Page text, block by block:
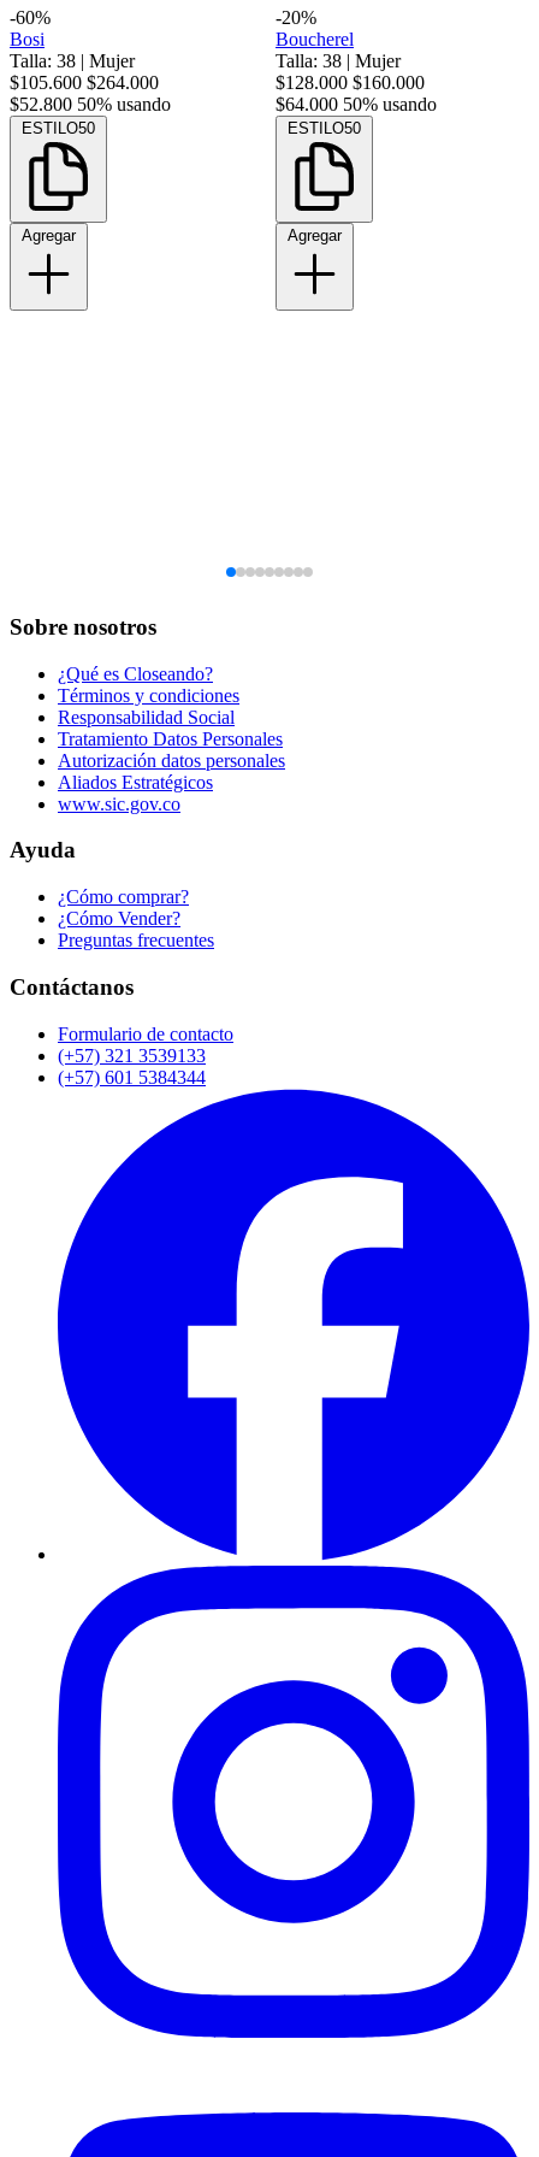
-60%
Bosi
Talla: 38 | Mujer
$105.600 $264.000
$52.800 50% usando
ESTILO50
Agregar
-20%
Boucherel
Talla: 38 | Mujer
$128.000 $160.000
$64.000 50% usando
ESTILO50
Agregar
Sobre nosotros
¿Qué es Closeando?
Términos y condiciones
Responsabilidad Social
Tratamiento Datos Personales
Autorización datos personales
Aliados Estratégicos
www.sic.gov.co
Ayuda
¿Cómo comprar?
¿Cómo Vender?
Preguntas frecuentes
Contáctanos
Formulario de contacto
(+57) 321 3539133
(+57) 601 5384344